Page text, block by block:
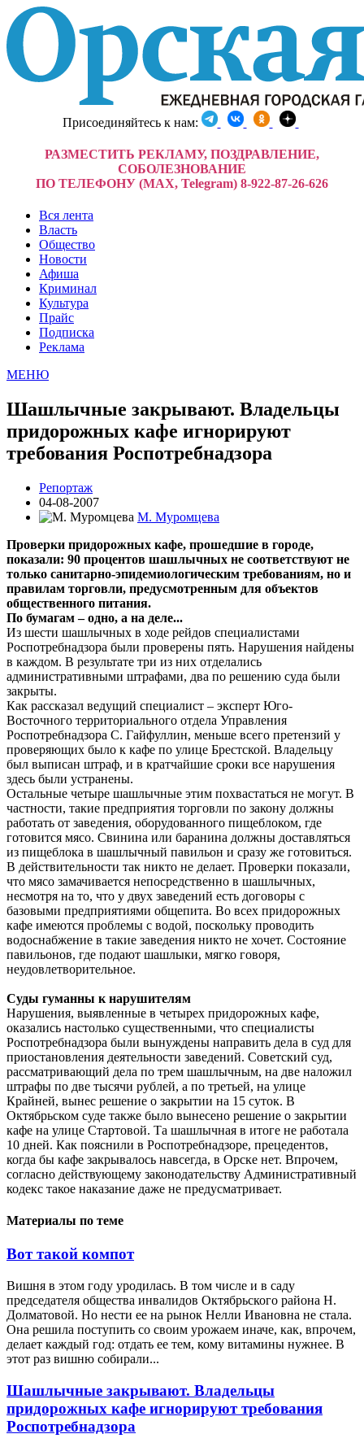
Присоединяйтесь к нам:
РАЗМЕСТИТЬ РЕКЛАМУ, ПОЗДРАВЛЕНИЕ,
СОБОЛЕЗНОВАНИЕ
ПО ТЕЛЕФОНУ (MAX, Telegram) 8-922-87-26-626
Вся лента
Власть
Общество
Новости
Афиша
Криминал
Культура
Прайс
Подписка
Реклама
МЕНЮ
Шашлычные закрывают. Владельцы
придорожных кафе игнорируют
требования Роспотребнадзора
Репортаж
04-08-2007
М. Муромцева
Проверки придорожных кафе, прошедшие в городе,
показали: 90 процентов шашлычных не соответствуют не
только санитарно-эпидемиологическим требованиям, но и
правилам торговли, предусмотренным для объектов
общественного питания.
По бумагам – одно, а на деле...
Из шести шашлычных в ходе рейдов специалистами
Роспотребнадзора были проверены пять. Нарушения найдены
в каждом. В результате три из них отделались
административными штрафами, два по решению суда были
закрыты.
Как рассказал ведущий специалист – эксперт Юго-
Восточного территориального отдела Управления
Роспотребнадзора С. Гайфуллин, меньше всего претензий у
проверяющих было к кафе по улице Брестской. Владельцу
был выписан штраф, и в кратчайшие сроки все нарушения
здесь были устранены.
Остальные четыре шашлычные этим похвастаться не могут. В
частности, такие предприятия торговли по закону должны
работать от заведения, оборудованного пищеблоком, где
готовится мясо. Свинина или баранина должны доставляться
из пищеблока в шашлычный павильон и сразу же готовиться.
В действительности так никто не делает. Проверки показали,
что мясо замачивается непосредственно в шашлычных,
несмотря на то, что у двух заведений есть договоры с
базовыми предприятиями общепита. Во всех придорожных
кафе имеются проблемы с водой, поскольку проводить
водоснабжение в такие заведения никто не хочет. Состояние
павильонов, где подают шашлыки, мягко говоря,
неудовлетворительное.
Суды гуманны к нарушителям
Нарушения, выявленные в четырех придорожных кафе,
оказались настолько существенными, что специалисты
Роспотребнадзора были вынуждены направить дела в суд для
приостановления деятельности заведений. Советский суд,
рассматривающий дела по трем шашлычным, на две наложил
штрафы по две тысячи рублей, а по третьей, на улице
Крайней, вынес решение о закрытии на 15 суток. В
Октябрьском суде также было вынесено решение о закрытии
кафе на улице Стартовой. Та шашлычная в итоге не работала
10 дней. Как пояснили в Роспотребнадзоре, прецедентов,
когда бы кафе закрывалось навсегда, в Орске нет. Впрочем,
согласно действующему законодательству Административный
кодекс такое наказание даже не предусматривает.
Материалы по теме
Вот такой компот
Вишня в этом году уродилась. В том числе и в саду
председателя общества инвалидов Октябрьского района Н.
Долматовой. Но нести ее на рынок Нелли Ивановна не стала.
Она решила поступить со своим урожаем иначе, как, впрочем,
делает каждый год: отдать ее тем, кому витамины нужнее. В
этот раз вишню собирали...
Шашлычные закрывают. Владельцы
придорожных кафе игнорируют требования
Роспотребнадзора